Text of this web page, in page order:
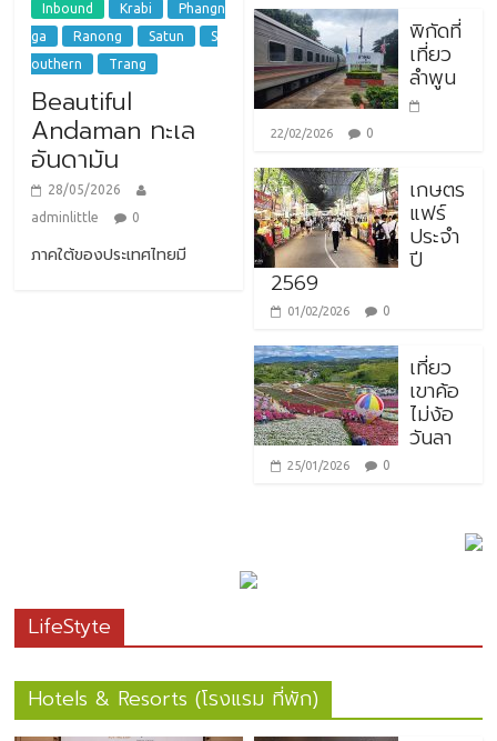
Inbound Krabi
Phangn
ga
Ranong Satun
S
outhern
Trang
Beautiful
Andaman ทะเล
อันดามัน
28/05/2026
adminlittle
0
ภาคใต้ของประเทศไทยมี
พิกัดที่
เที่ยว
ลำพูน
22/02/2026 0
เกษตร
แฟร์
ประจำ
ปี
2569
01/02/2026 0
เที่ยว
เขาค้อ
ไม่ง้อ
วันลา
25/01/2026 0
LifeStyte
Hotels & Resorts (โรงแรม ที่พัก)